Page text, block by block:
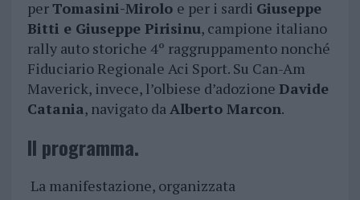
perTomasini-Mirolo e per i sardi Giuseppe
Bitti e Giuseppe Pirisinu, campione italiano
rally auto storiche 4º raggruppamento nonché
Fiduciario Regionale Aci Sport. Su Can-Am
Maverick, invece, l’olbiese d’adozione Davide
Catania, navigato daAlberto Marcon.
Il programma.
La manifestazione, organizzata